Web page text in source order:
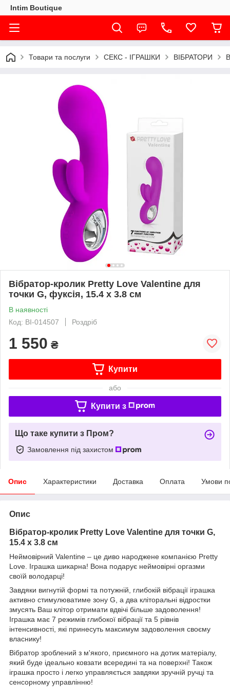
Intim Boutique
Товари та послуги СЕКС - ІГРАШКИ ВІБРАТОРИ
Вібратор-кролик Pretty Love Valentine для
точки G, фуксія, 15.4 х 3.8 см
В наявності
Код: BI-014507
Роздріб
1 550 ₴
Купити
або
Купити з
Що таке купити з Пром?
Замовлення під захистом
Опис Характеристики Доставка Оплата Умови
Опис
Вібратор-кролик Pretty Love Valentine для точки G,
15.4 х 3.8 см
Неймовірний Valentine – це диво народжене компанією Pretty
Love. Іграшка шикарна! Вона подарує неймовірні оргазми
своїй володарці!
Завдяки вигнутій формі та потужній, глибокій вібрації іграшка
активно стимулюватиме зону G, а два кліторальні відростки
змусять Ваш клітор отримати вдвічі більше задоволення!
Іграшка має 7 режимів глибокої вібрації та 5 рівнів
інтенсивності, які принесуть максимум задоволення своєму
власнику!
Вібратор зроблений з м'якого, приємного на дотик матеріалу,
який буде ідеально ковзати всередині та на поверхні! Також
іграшка просто і легко управляється завдяки зручній ручці та
сенсорному управлінню!